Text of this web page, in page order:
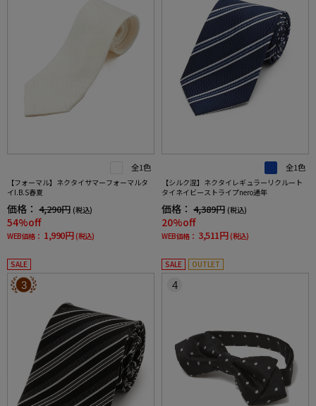
全1色
【フォーマル】ネクタイサマーフォーマルタ
イI.B.S春夏
価格： 4,290円 (税込)
54%off
WEB価格： 1,990円 (税込)
全1色
【シルク混】ネクタイレギュラーリクルート
タイネイビーストライプnero通年
価格： 4,389円 (税込)
20%off
WEB価格： 3,511円 (税込)
SALE
3
SALE OUTLET
4